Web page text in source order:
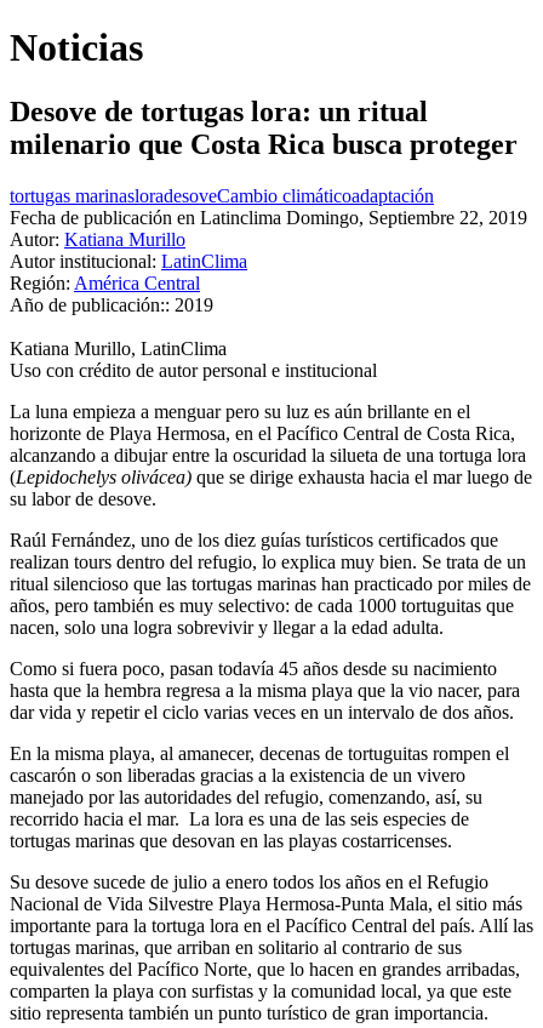
Noticias
Desove de tortugas lora: un ritual
milenario que Costa Rica busca proteger
tortugas marinasloradesoveCambio climáticoadaptación
Fecha de publicación en Latinclima Domingo, Septiembre 22, 2019
Autor: Katiana Murillo
Autor institucional: LatinClima
Región: América Central
Año de publicación:: 2019
Katiana Murillo, LatinClima
Uso con crédito de autor personal e institucional
La luna empieza a menguar pero su luz es aún brillante en el
horizonte de Playa Hermosa, en el Pacífico Central de Costa Rica,
alcanzando a dibujar entre la oscuridad la silueta de una tortuga lora
(Lepidochelys olivácea) que se dirige exhausta hacia el mar luego de
su labor de desove.
Raúl Fernández, uno de los diez guías turísticos certificados que
realizan tours dentro del refugio, lo explica muy bien. Se trata de un
ritual silencioso que las tortugas marinas han practicado por miles de
años, pero también es muy selectivo: de cada 1000 tortuguitas que
nacen, solo una logra sobrevivir y llegar a la edad adulta.
Como si fuera poco, pasan todavía 45 años desde su nacimiento
hasta que la hembra regresa a la misma playa que la vio nacer, para
dar vida y repetir el ciclo varias veces en un intervalo de dos años.
En la misma playa, al amanecer, decenas de tortuguitas rompen el
cascarón o son liberadas gracias a la existencia de un vivero
manejado por las autoridades del refugio, comenzando, así, su
recorrido hacia el mar. La lora es una de las seis especies de
tortugas marinas que desovan en las playas costarricenses.
Su desove sucede de julio a enero todos los años en el Refugio
Nacional de Vida Silvestre Playa Hermosa-Punta Mala, el sitio más
importante para la tortuga lora en el Pacífico Central del país. Allí las
tortugas marinas, que arriban en solitario al contrario de sus
equivalentes del Pacífico Norte, que lo hacen en grandes arribadas,
comparten la playa con surfistas y la comunidad local, ya que este
sitio representa también un punto turístico de gran importancia.